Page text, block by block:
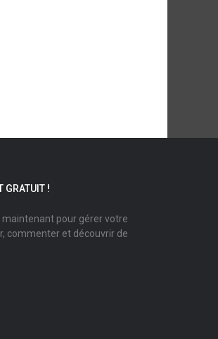
GRATUIT !
pour gérer votre
commenter et découvrir de